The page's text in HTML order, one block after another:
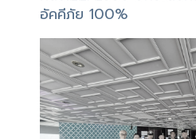
อัคคีภัย 100%